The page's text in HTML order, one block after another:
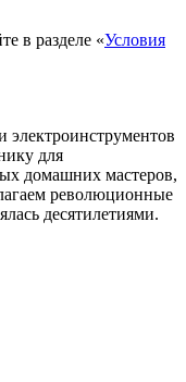
в разделе «Условия
для
домашних мастеров,
революционные
десятилетиями.